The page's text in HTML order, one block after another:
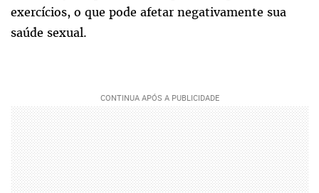
exercícios, o que pode afetar negativamente sua
saúde sexual.